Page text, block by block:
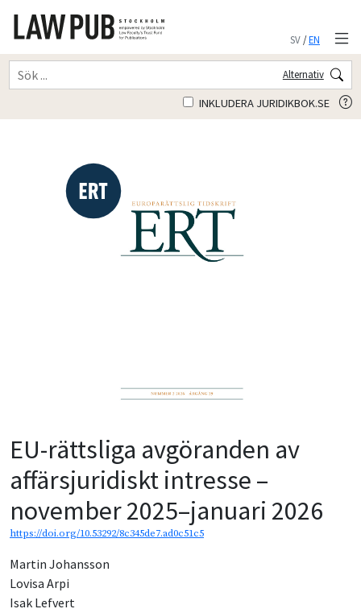
SV/EN
Alternativ
INKLUDERA JURIDIKBOK.SE
EU-rättsliga avgöranden av
affärsjuridiskt intresse –
november 2025–januari 2026
https://doi.org/10.53292/8c345de7.ad0c51c5
Martin Johansson
Lovisa Arpi
Isak Lefvert